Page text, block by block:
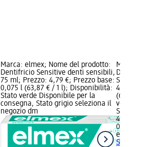
Marca: elmex; Nome del prodotto:
Dentifricio Sensitive denti sensibili,
75 ml; Prezzo: 4,79 €; Prezzo base:
0,075 l (63,87 € / 1 l); Disponibilità:
Stato verde Disponibile per la
consegna, Stato grigio seleziona il
negozio dm
Marca:
Dentifricio
Sbiancante
4,79 €;
(63,87 € /
verde
Stato
4,79 €
0,075 l
elmex
Sbiancante